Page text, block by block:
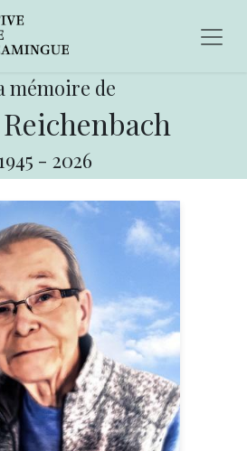
mémoire de
- 2026